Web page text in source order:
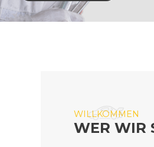
WILLKOMMEN
WER WIR